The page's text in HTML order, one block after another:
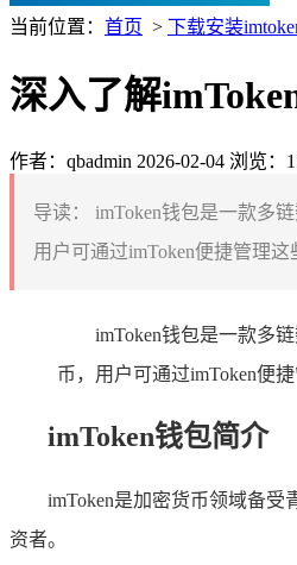
当前位置： 首页 > 下载安装
深入了解
作者：qbadmin 2026-02-04 浏览：
导读：
imToken钱包是一款多
用户可通过imToken便捷管理
imToken钱包是一款多
币，用户可通过imToken便
imToken钱包简介
imToken是加密货币领域备
资者。